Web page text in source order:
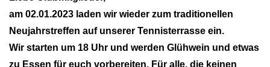
am 02.01.2023 laden wir wieder zum traditionellen
Neujahrstreffen auf unserer Tennisterrasse ein.
Wir starten um 18 Uhr und werden Glühwein und etwas
zu Essen für euch vorbereiten. Für alle, die keinen